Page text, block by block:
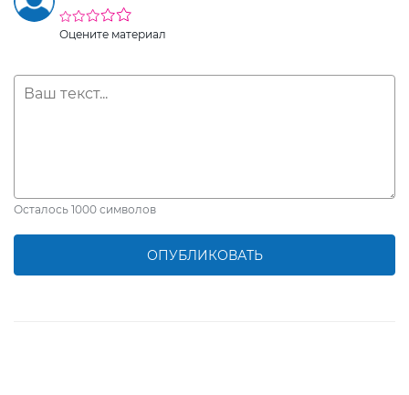
Оцените материал
Осталось 1000 символов
ОПУБЛИКОВАТЬ